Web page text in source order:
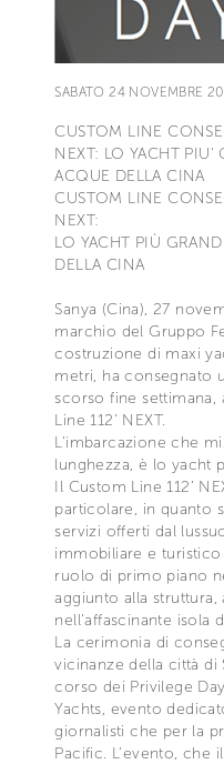
SABATO 24 NOVEMBRE
CUSTOM LINE
NEXT: LO YACHT PIU'
ACQUE DELLA CINA
CUSTOM LINE
NEXT:
LO YACHT PIÙ
DELLA CINA
Sanya (Cina), 27
marchio del Gruppo
costruzione di maxi
metri, ha consegnato
scorso fine settimana,
Line 112’ NEXT.
L’imbarcazione che
lunghezza, è lo yacht
Il Custom Line 112’
particolare, in quanto
servizi offerti dal
immobiliare e
ruolo di primo piano
aggiunto alla
nell’affascinante isola
La cerimonia di
vicinanze della città di
corso dei Privilege
Yachts, evento
giornalisti che per la
Pacific. L’evento, che